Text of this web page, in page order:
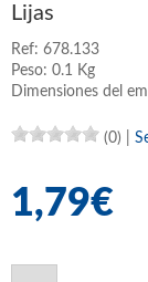
Lijas
Ref: 678.133
Peso: 0.1 Kg
(0)
1,79€